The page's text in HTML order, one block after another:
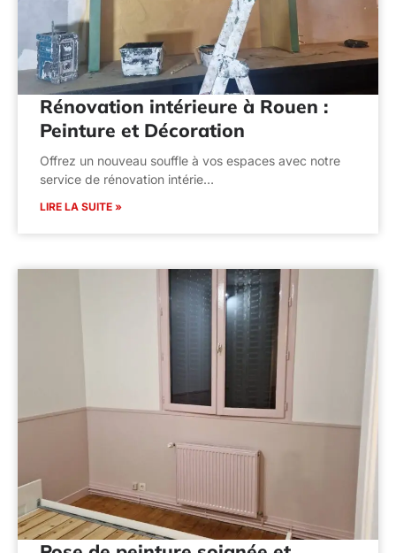
Rénovation intérieure à Rouen :
Peinture et Décoration
Offrez un nouveau souffle à vos espaces avec notre
service de rénovation intérie…
LIRE LA SUITE »